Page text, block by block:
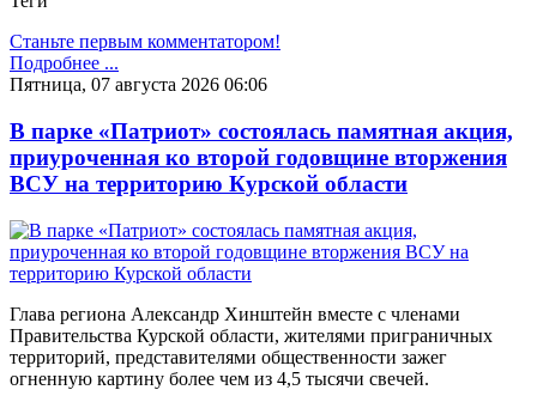
Станьте первым комментатором!
Подробнее ...
Пятница, 07 августа 2026 06:06
В парке «Патриот» состоялась памятная акция,
приуроченная ко второй годовщине вторжения
ВСУ на территорию Курской области
Глава региона Александр Хинштейн вместе с членами
Правительства Курской области, жителями приграничных
территорий, представителями общественности зажег
огненную картину более чем из 4,5 тысячи свечей.